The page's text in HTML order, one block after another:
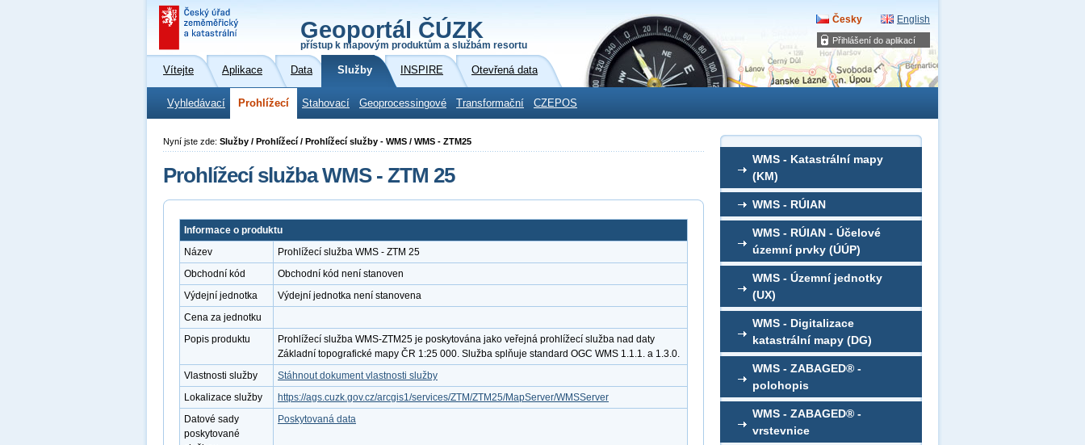
Přihlášení do aplikací
Geoportál ČÚZK
přístup k mapovým produktům a službám resortu
Česky English
Vítejte Aplikace Data Služby INSPIRE Otevřená data
Vyhledávací Prohlížecí Stahovací Geoprocessingové Transformační CZEPOS
WMS - Katastrální mapy
(KM)
WMS - RÚIAN
WMS - RÚIAN - Účelové
územní prvky (ÚÚP)
WMS - Územní jednotky
(UX)
WMS - Digitalizace
katastrální mapy (DG)
WMS - ZABAGED® -
polohopis
WMS - ZABAGED® -
vrstevnice
Nyní jste zde: Služby / Prohlížecí / Prohlížecí služby - WMS / WMS - ZTM25
Prohlížecí služba WMS - ZTM 25
Informace o produktu
Název
Prohlížecí služba WMS - ZTM 25
Obchodní kód
Obchodní kód není stanoven
Výdejní jednotka
Výdejní jednotka není stanovena
Cena za jednotku
Popis produktu
Prohlížecí služba WMS-ZTM25 je poskytována jako veřejná prohlížecí služba nad daty
Základní topografické mapy ČR 1:25 000. Služba splňuje standard OGC WMS 1.1.1. a 1.3.0.
Vlastnosti služby
Stáhnout dokument vlastnosti služby
Lokalizace služby
https://ags.cuzk.gov.cz/arcgis1/services/ZTM/ZTM25/MapServer/WMSServer
Datové sady
poskytované
Poskytovaná data